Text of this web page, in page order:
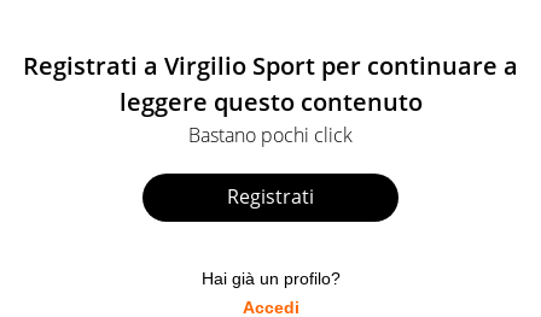
Registrati a Virgilio Sport per continuare a
leggere questo contenuto
Bastano pochi click
Registrati
Hai già un profilo?
Accedi